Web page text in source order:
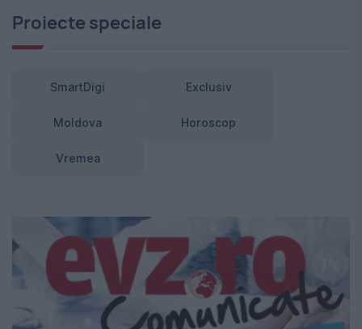
Proiecte speciale
SmartDigi Exclusiv
Moldova Horoscop
Vremea